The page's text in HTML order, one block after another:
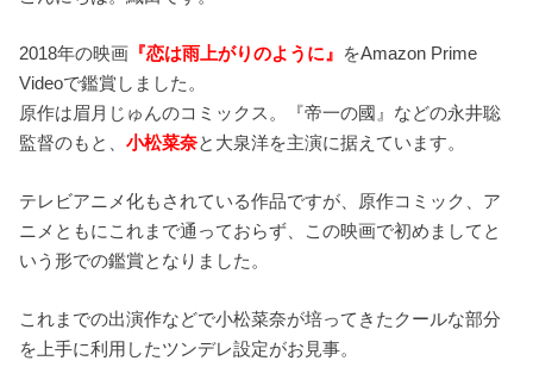
2018年の映画 『恋は雨上がりのように』 をAmazon Prime
Videoで鑑賞しました。
原作は眉月じゅんのコミックス。『帝一の國』などの永井聡
監督のもと、小松菜奈と大泉洋を主演に据えています。
テレビアニメ化もされている作品ですが、原作コミック、ア
ニメともにこれまで通っておらず、この映画で初めましてと
いう形での鑑賞となりました。
これまでの出演作などで小松菜奈が培ってきたクールな部分
を上手に利用したツンデレ設定がお見事。